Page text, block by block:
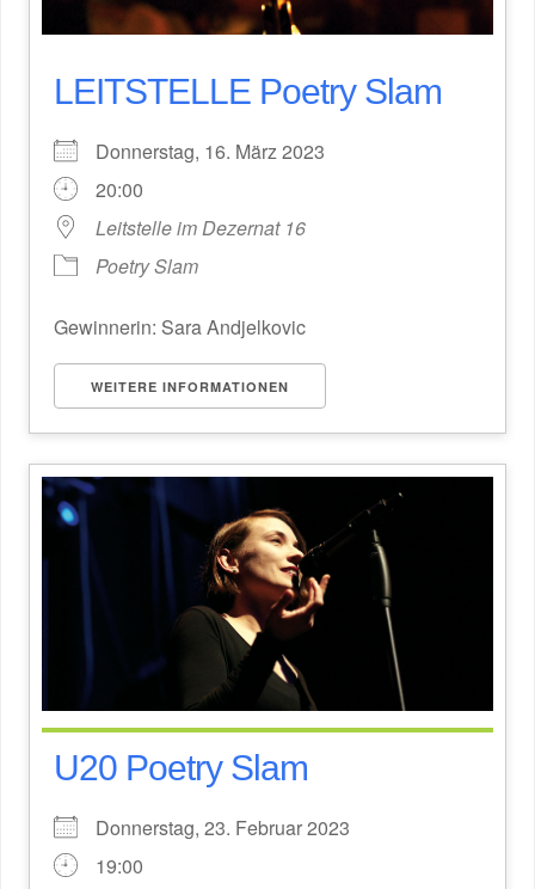
LEITSTELLE Poetry Slam
Donnerstag, 16. März 2023
20:00
Leitstelle im Dezernat 16
Poetry Slam
Gewinnerin: Sara Andjelkovic
WEITERE INFORMATIONEN
U20 Poetry Slam
Donnerstag, 23. Februar 2023
19:00